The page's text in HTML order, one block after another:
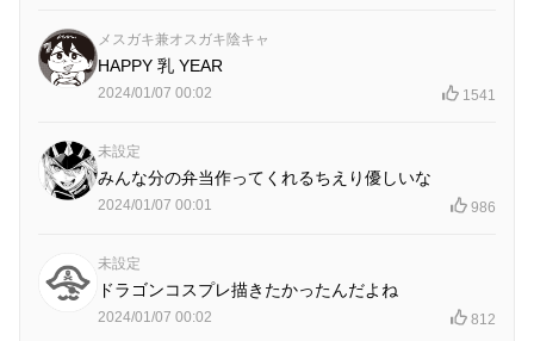
メスガキ兼オスガキ陰キャ
HAPPY 乳 YEAR
2024/01/07 00:02 1541
未設定
みんな分の弁当作ってくれるちえり優しいな
2024/01/07 00:01 986
未設定
ドラゴンコスプレ描きたかったんだよね
2024/01/07 00:02 812